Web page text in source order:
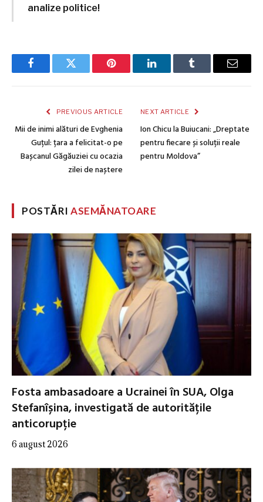
analize politice!
FacebookTwitter Pinterest LinkedInTumblr Email
PREVIOUS ARTICLE
Mii de inimi alături de Evghenia
Guțul: țara a felicitat-o pe
Bașcanul Găgăuziei cu ocazia
zilei de naștere
NEXT ARTICLE
Ion Chicu la Buiucani: „Dreptate
pentru fiecare și soluții reale
pentru Moldova”
POSTĂRIASEMĂNATOARE
Fosta ambasadoare a Ucrainei în SUA, Olga
Stefanîșina, investigată de autoritățile
anticorupție
6 august 2026